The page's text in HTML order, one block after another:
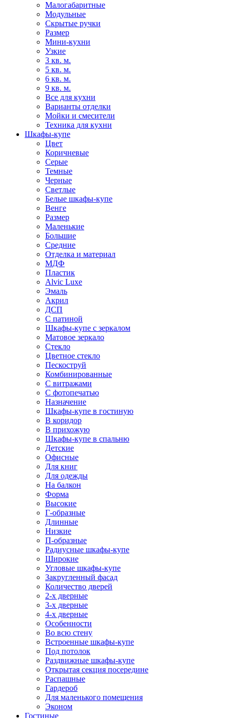
Малогабаритные
Модульные
Скрытые ручки
Размер
Мини-кухни
Узкие
3 кв. м.
5 кв. м.
6 кв. м.
9 кв. м.
Все для кухни
Варианты отделки
Мойки и смесители
Техника для кухни
Шкафы-купе
Цвет
Коричневые
Серые
Темные
Черные
Светлые
Белые шкафы-купе
Венге
Размер
Маленькие
Большие
Средние
Отделка и материал
МДФ
Пластик
Alvic Luxe
Эмаль
Акрил
ДСП
С патиной
Шкафы-купе с зеркалом
Матовое зеркало
Стекло
Цветное стекло
Пескоструй
Комбинированные
С витражами
С фотопечатью
Назначение
Шкафы-купе в гостиную
В коридор
В прихожую
Шкафы-купе в спальню
Детские
Офисные
Для книг
Для одежды
На балкон
Форма
Высокие
Г-образные
Длинные
Низкие
П-образные
Радиусные шкафы-купе
Широкие
Угловые шкафы-купе
Закругленный фасад
Количество дверей
2-х дверные
3-х дверные
4-х дверные
Особенности
Во всю стену
Встроенные шкафы-купе
Под потолок
Раздвижные шкафы-купе
Открытая секция посередине
Распашные
Гардероб
Для маленького помещения
Эконом
Гостиные